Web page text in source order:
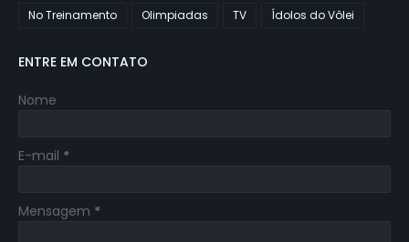
No Treinamento
Olimpiadas TV Ídolos do Vôlei
ENTRE EM CONTATO
Nome
E-mail *
Mensagem *